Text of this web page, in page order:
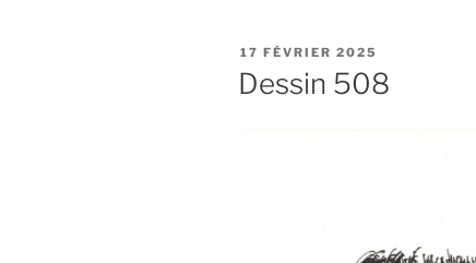
PUBLIÉ
LE
17 FÉVRIER 2025
Dessin 508